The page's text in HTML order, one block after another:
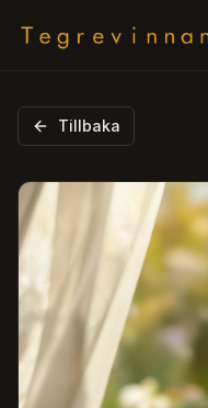
Tillbaka